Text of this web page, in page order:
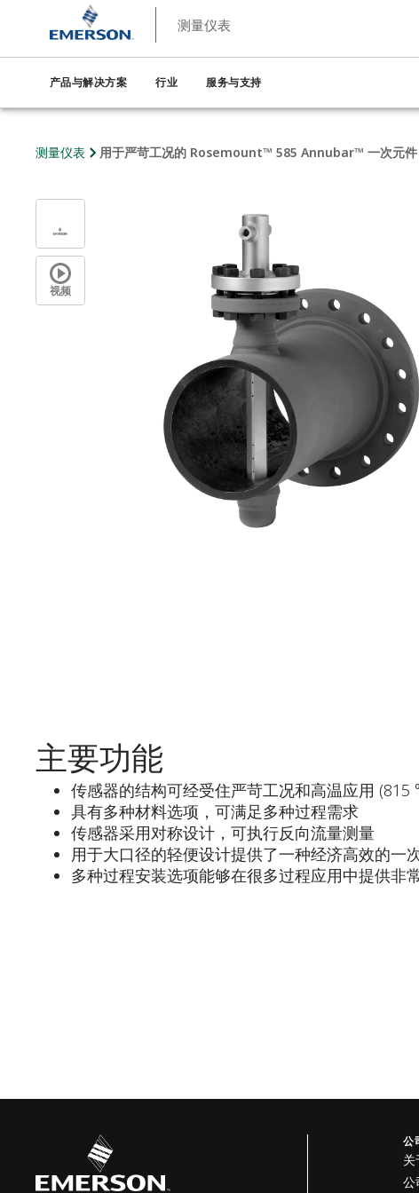
测量仪表
产品与解决方案 行业 服务与支持
测量仪表 用于严苛工况的 Rosemount™ 585 Annubar™ 一次元件
视频
主要功能
传感器的结构可经受住严苛工况和高温应用 (815
具有多种材料选项，可满足多种过程需求
传感器采用对称设计，可执行反向流量测量
用于大口径的轻便设计提供了一种经济高效的一
多种过程安装选项能够在很多过程应用中提供非
公
关
公